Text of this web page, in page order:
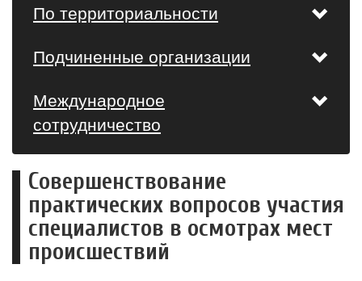
По территориальности
Подчиненные организации
Международное
сотрудничество
Совершенствование
практических вопросов участия
специалистов в осмотрах мест
происшествий